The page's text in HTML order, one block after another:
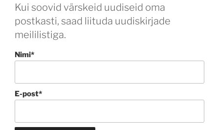
Kui soovid värskeid uudiseid oma
postkasti, saad liituda uudiskirjade
meililistiga.
Nimi*
E-post*